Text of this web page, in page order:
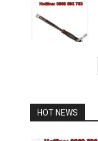
HOT NEWS